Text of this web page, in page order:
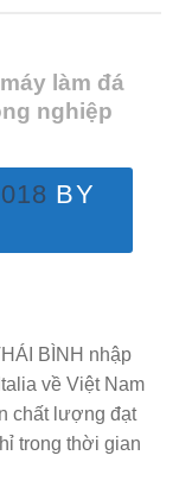
làm đá
nghiệp
BY
BÌNH nhập
về Việt Nam
chất lượng đạt
trong thời gian